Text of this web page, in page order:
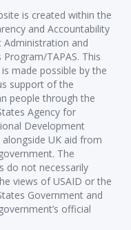
is created within the
and Accountability
Administration and
Program/TAPAS. This
made possible by the
support of the
people through the
Agency for
Development
alongside UK aid from
The
do not necessarily
views of USAID or the
Government and
official